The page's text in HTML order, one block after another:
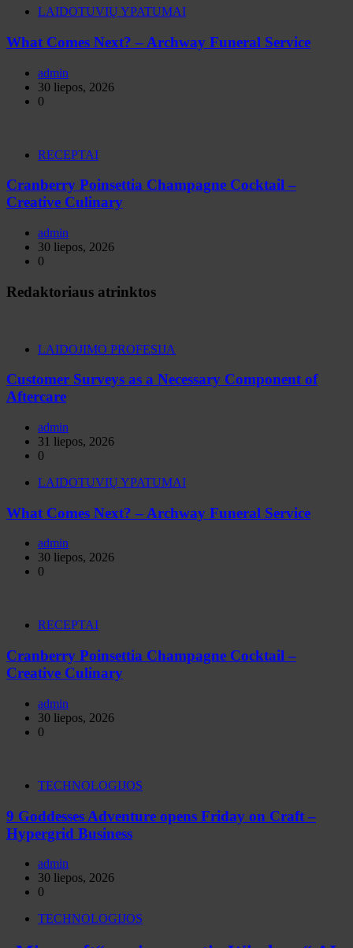
LAIDOTUVIŲ YPATUMAI
What Comes Next? – Archway Funeral Service
admin
30 liepos, 2026
0
RECEPTAI
Cranberry Poinsettia Champagne Cocktail –
Creative Culinary
admin
30 liepos, 2026
0
Redaktoriaus atrinktos
LAIDOJIMO PROFESIJA
Customer Surveys as a Necessary Component of
Aftercare
admin
31 liepos, 2026
0
LAIDOTUVIŲ YPATUMAI
What Comes Next? – Archway Funeral Service
admin
30 liepos, 2026
0
RECEPTAI
Cranberry Poinsettia Champagne Cocktail –
Creative Culinary
admin
30 liepos, 2026
0
TECHNOLOGIJOS
9 Goddesses Adventure opens Friday on Craft –
Hypergrid Business
admin
30 liepos, 2026
0
TECHNOLOGIJOS